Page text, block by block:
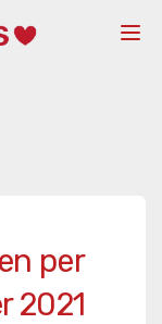
per
2021